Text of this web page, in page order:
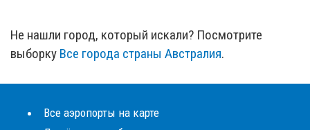
Не нашли город, который искали? Посмотрите
выборку Все города страны Австралия.
Все аэропорты на карте